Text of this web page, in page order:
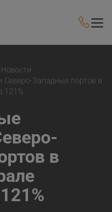
Новости
Северо-Западных портов в
121%
в